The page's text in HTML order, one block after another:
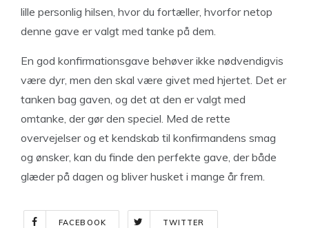
lille personlig hilsen, hvor du fortæller, hvorfor netop
denne gave er valgt med tanke på dem.
En god konfirmationsgave behøver ikke nødvendigvis
være dyr, men den skal være givet med hjertet. Det er
tanken bag gaven, og det at den er valgt med
omtanke, der gør den speciel. Med de rette
overvejelser og et kendskab til konfirmandens smag
og ønsker, kan du finde den perfekte gave, der både
glæder på dagen og bliver husket i mange år frem.
FACEBOOK TWITTER